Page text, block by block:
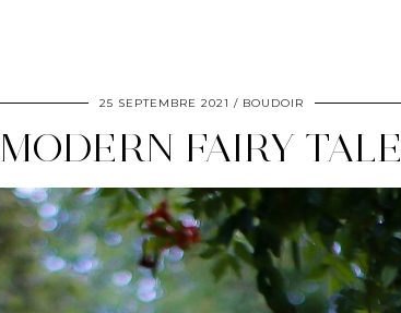
25 SEPTEMBRE 2021 BOUDOIR
MODERN FAIRY TALE